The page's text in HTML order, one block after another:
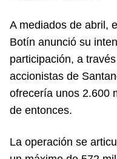
A mediados de abril,
Botín anunció su
participación, a
accionistas de
ofrecería unos 2.600
de entonces.
La operación se